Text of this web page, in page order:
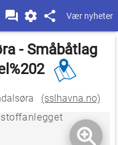
Vær nyheter
- Småbåtlag
(sslhavna.no)